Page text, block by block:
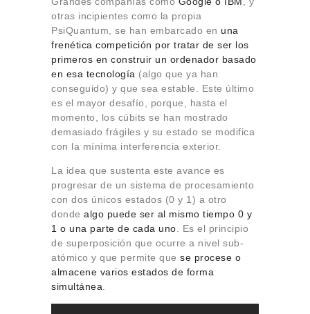
otras incipientes como la propia
PsiQuantum, se han embarcado en una
frenética competición por tratar de ser los
primeros en construir un ordenador basado
en esa tecnología (algo que ya han
conseguido) y que sea estable. Este último
es el mayor desafío, porque, hasta el
momento, los cúbits se han mostrado
demasiado frágiles y su estado se modifica
con la mínima interferencia exterior.
La idea que sustenta este avance es
progresar de un sistema de procesamiento
con dos únicos estados (0 y 1) a otro
donde algo puede ser al mismo tiempo 0 y
1 o una parte de cada uno . Es el principio
de superposición que ocurre a nivel sub-
atómico y que permite que se procese o
almacene varios estados de forma
simultánea